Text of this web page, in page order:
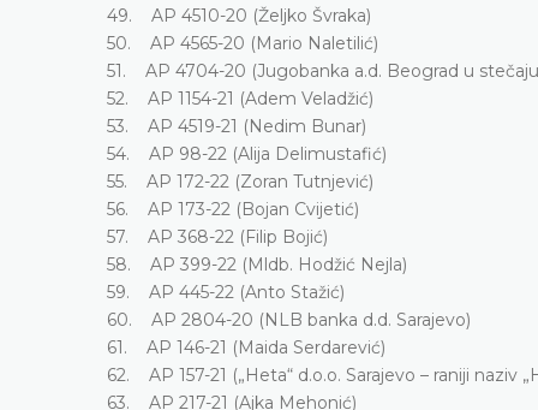
49. AP 4510-20 (Željko Švraka)
50. AP 4565-20 (Mario Naletilić)
51. AP 4704-20 (Jugobanka a.d. Beograd u
52. AP 1154-21 (Adem Veladžić)
53. AP 4519-21 (Nedim Bunar)
54. AP 98-22 (Alija Delimustafić)
55. AP 172-22 (Zoran Tutnjević)
56. AP 173-22 (Bojan Cvijetić)
57. AP 368-22 (Filip Bojić)
58. AP 399-22 (Mldb. Hodžić Nejla)
59. AP 445-22 (Anto Stažić)
60. AP 2804-20 (NLB banka d.d. Sarajevo)
61. AP 146-21 (Maida Serdarević)
62. AP 157-21 („Heta“ d.o.o. Sarajevo – raniji naziv
63. AP 217-21 (Ajka Mehonić)